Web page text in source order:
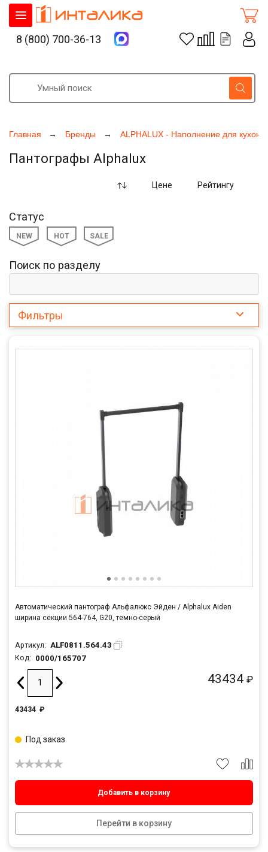
Главная Бренды ALPHALUX - Наполнение для кухонь
Пантографы Alphalux
Цене Рейтингу
Статус
NEW HOT SALE
Поиск по разделу
Фильтры
Автоматический пантограф Альфалюкс Эйден / Alphalux Aiden
ширина секции 564-764, G20, темно-серый
Артикул: ALF0811.564.43
Код: 0000/165707
43434 ₽
43434 ₽
Добавить в корзину
Перейти в корзину
Под заказ
8 (800) 700-36-13